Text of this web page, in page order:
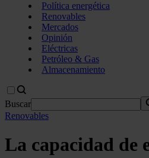
Política energética
Renovables
Mercados
Opinión
Eléctricas
Petróleo & Gas
Almacenamiento
Buscar
Renovables
La capacidad de